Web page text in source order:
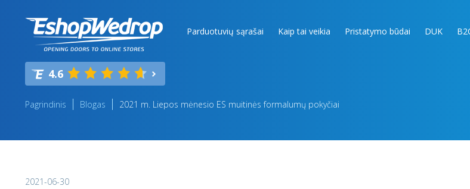
Parduotuvių sąrašai Kaip tai veikia Pristatymo būdai DUK
4.6
Pagrindinis Blogas 2021 m. Liepos mėnesio ES muitinės formalumų pokyčiai
2021-06-30